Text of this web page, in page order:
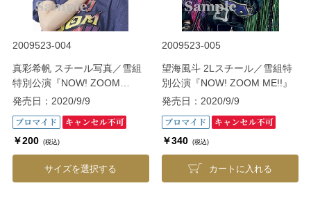
2009523-004
真彩希帆 スチール写真／雪組
特別公演『NOW! ZOOM
ME!!』
発売日：2020/9/9
￥200 (税込)
サイズを選択する
2009523-005
望海風斗 2Lスチール／雪組特
別公演『NOW! ZOOM ME!!』
発売日：2020/9/9
￥340 (税込)
カートに入れる